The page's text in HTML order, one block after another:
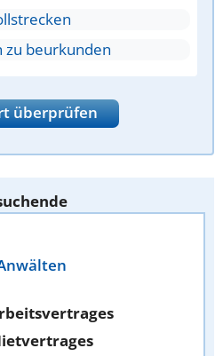
zu beurkunden
überprüfen